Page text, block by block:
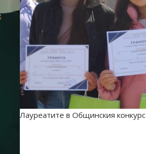
Лауреатите в Общинския конкурс